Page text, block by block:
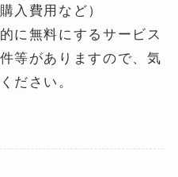
入費用など）
に無料にするサービス
等がありますので、気
ださい。